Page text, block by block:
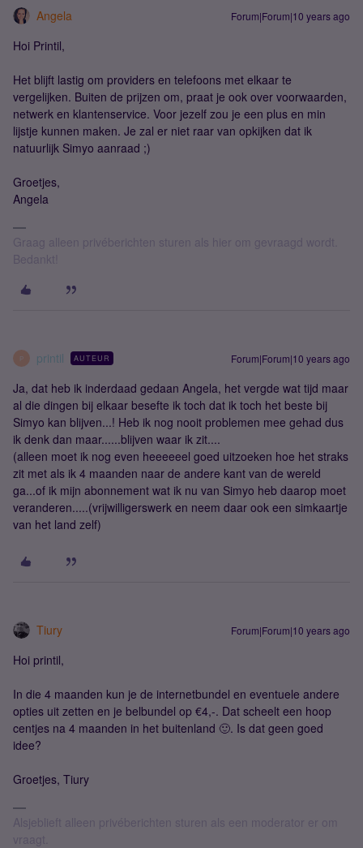
Angela Forum|Forum|10 years ago
Hoi Printil,
Het blijft lastig om providers en telefoons met elkaar te
vergelijken. Buiten de prijzen om, praat je ook over voorwaarden,
netwerk en klantenservice. Voor jezelf zou je een plus en min
lijstje kunnen maken. Je zal er niet raar van opkijken dat ik
natuurlijk Simyo aanraad ;)
Groetjes,
Angela
Graag alleen privéberichten sturen als hier om gevraagd wordt.
Bedankt!
P printil AUTEUR Forum|Forum|10 years ago
Ja, dat heb ik inderdaad gedaan Angela, het vergde wat tijd maar
al die dingen bij elkaar besefte ik toch dat ik toch het beste bij
Simyo kan blijven...! Heb ik nog nooit problemen mee gehad dus
ik denk dan maar......blijven waar ik zit....
(alleen moet ik nog even heeeeeel goed uitzoeken hoe het straks
zit met als ik 4 maanden naar de andere kant van de wereld
ga...of ik mijn abonnement wat ik nu van Simyo heb daarop moet
veranderen.....(vrijwilligerswerk en neem daar ook een simkaartje
van het land zelf)
Tiury Forum|Forum|10 years ago
Hoi printil,
In die 4 maanden kun je de internetbundel en eventuele andere
opties uit zetten en je belbundel op €4,-. Dat scheelt een hoop
centjes na 4 maanden in het buitenland 🙂. Is dat geen goed
idee?
Groetjes, Tiury
Alsjeblieft alleen privéberichten sturen als een moderator er om
vraagt.